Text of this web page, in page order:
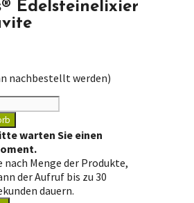
Edelsteinelixier
nachbestellt werden)
warten Sie einen
nach Menge der Produkte,
der Aufruf bis zu 30
dauern.